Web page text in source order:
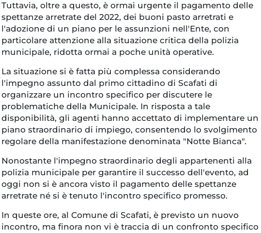
Tuttavia, oltre a questo, è ormai urgente il pagamento delle
spettanze arretrate del 2022, dei buoni pasto arretrati e
l'adozione di un piano per le assunzioni nell'Ente, con
particolare attenzione alla situazione critica della polizia
municipale, ridotta ormai a poche unità operative.
La situazione si è fatta più complessa considerando
l'impegno assunto dal primo cittadino di Scafati di
organizzare un incontro specifico per discutere le
problematiche della Municipale. In risposta a tale
disponibilità, gli agenti hanno accettato di implementare un
piano straordinario di impiego, consentendo lo svolgimento
regolare della manifestazione denominata "Notte Bianca".
Nonostante l'impegno straordinario degli appartenenti alla
polizia municipale per garantire il successo dell'evento, ad
oggi non si è ancora visto il pagamento delle spettanze
arretrate né si è tenuto l'incontro specifico promesso.
In queste ore, al Comune di Scafati, è previsto un nuovo
incontro, ma finora non vi è traccia di un confronto specifico